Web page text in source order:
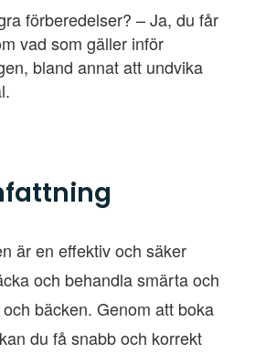
förberedelser? – Ja, du får
vad som gäller inför
bland annat att undvika
är en effektiv och säker
och behandla smärta och
bäcken. Genom att boka
du få snabb och korrekt